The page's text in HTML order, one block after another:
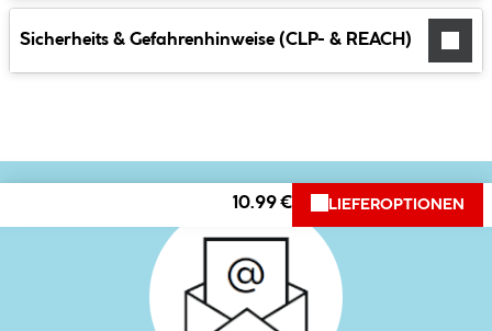
Sicherheits & Gefahrenhinweise (CLP- & REACH)
10.99 € LIEFEROPTIONEN